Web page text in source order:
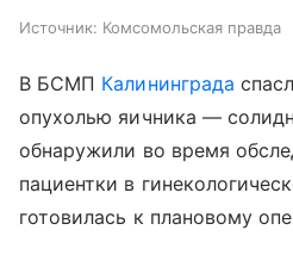
Источник: Комсомольская правда
В БСМП Калининграда
опухолью яичника —
обнаружили во время
пациентки в
готовилась к плановому